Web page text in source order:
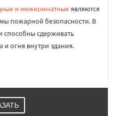
и межкомнатныеявляются
пожарной безопасности. В
способны сдерживать
и огня внутри здания.